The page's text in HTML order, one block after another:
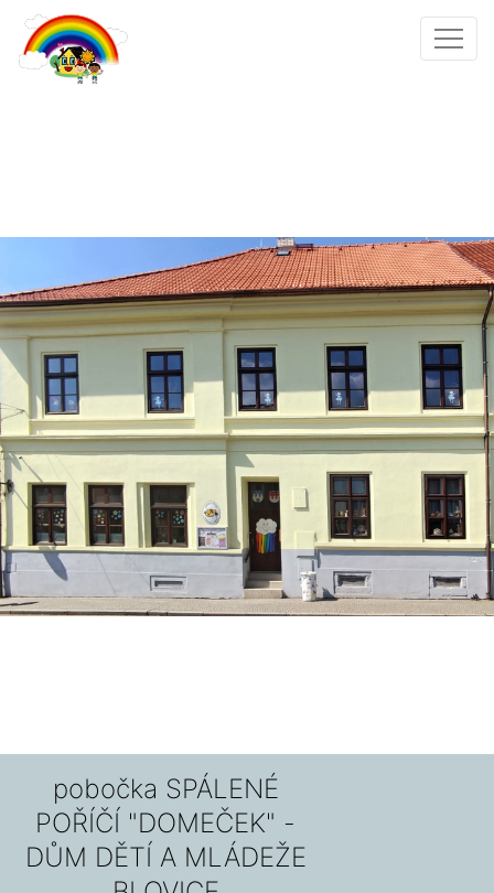
pobočka SPÁLENÉ
POŘÍČÍ "DOMEČEK" -
DŮM DĚTÍ A MLÁDEŽE